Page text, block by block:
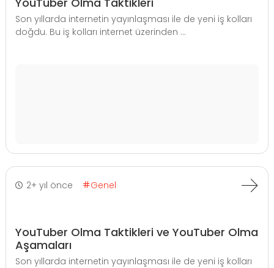
Son yıllarda internetin yayınlaşması ile de yeni iş kolları
doğdu. Bu iş kolları internet üzerinden ...
2+ yıl önce Genel
YouTuber Olma Taktikleri ve YouTuber Olma
Aşamaları
Son yıllarda internetin yayınlaşması ile de yeni iş kolları